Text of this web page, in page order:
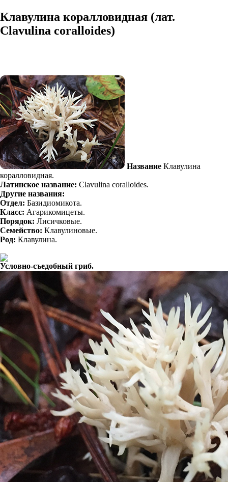
Клавулина коралловидная (лат.
Clavulina coralloides)
Название Клавулина
коралловидная.
Латинское название: Clavulina coralloides.
Другие названия:
Отдел: Базидиомикота.
Класс: Агарикомицеты.
Порядок: Лисичковые.
Семейство: Клавулиновые.
Род: Клавулина.
Условно-съедобный гриб.